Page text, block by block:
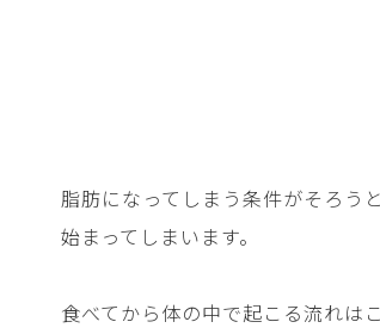
脂肪になってしまう条件がそろう
始まってしまいます。
食べてから体の中で起こる流れは